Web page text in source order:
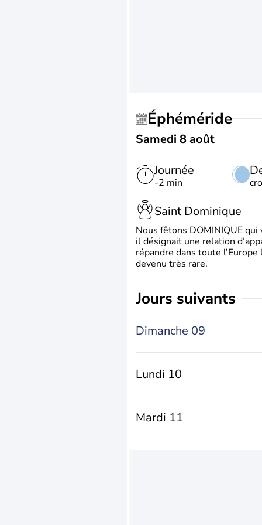
Éphéméride
Samedi 8 août
Journée
-2 min
Saint Dominique
Nous fêtons DOMINIQUE
il désignait une relation
répandre dans toute
devenu très rare.
jours suivants
Dimanche 09
Lundi 10
Mardi 11